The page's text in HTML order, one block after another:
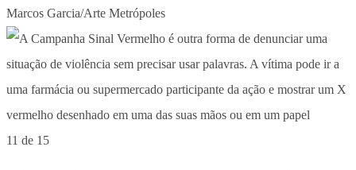
Marcos Garcia/Arte Metrópoles
11 de 15